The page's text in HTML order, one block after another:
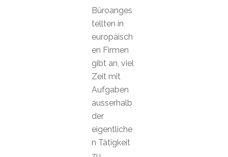
Büroanges
tellten in
europäisch
en Firmen
gibt an, viel
Zeit mit
Aufgaben
ausserhalb
der
eigentliche
n Tätigkeit